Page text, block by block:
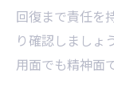
回復まで責任を
り確認しましょ
用面でも精神面